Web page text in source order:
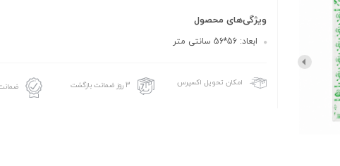
ویژگی‌های محصول
ابعاد: 56*56 سانتی متر
امکان تحویل اکسپرس 3 روز ضمانت بازگشت